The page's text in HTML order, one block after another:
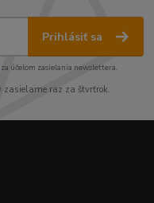
Prihlásiť sa
za účelom zasielania newslettera.
zasielame raz za štvrťrok.